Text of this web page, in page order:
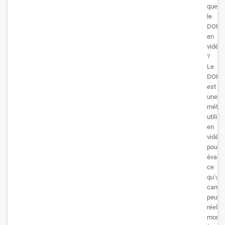
que
le
DORI
en
?
Le
DORI
est
une
en
pour
ce
peut